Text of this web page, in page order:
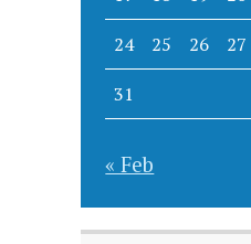
24 25 26 27
31
« Feb